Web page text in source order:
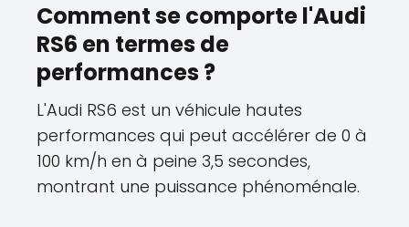
Comment se comporte l'Audi
RS6 en termes de
performances ?
L'Audi RS6 est un véhicule hautes
performances qui peut accélérer de 0 à
100 km/h en à peine 3,5 secondes,
montrant une puissance phénoménale.